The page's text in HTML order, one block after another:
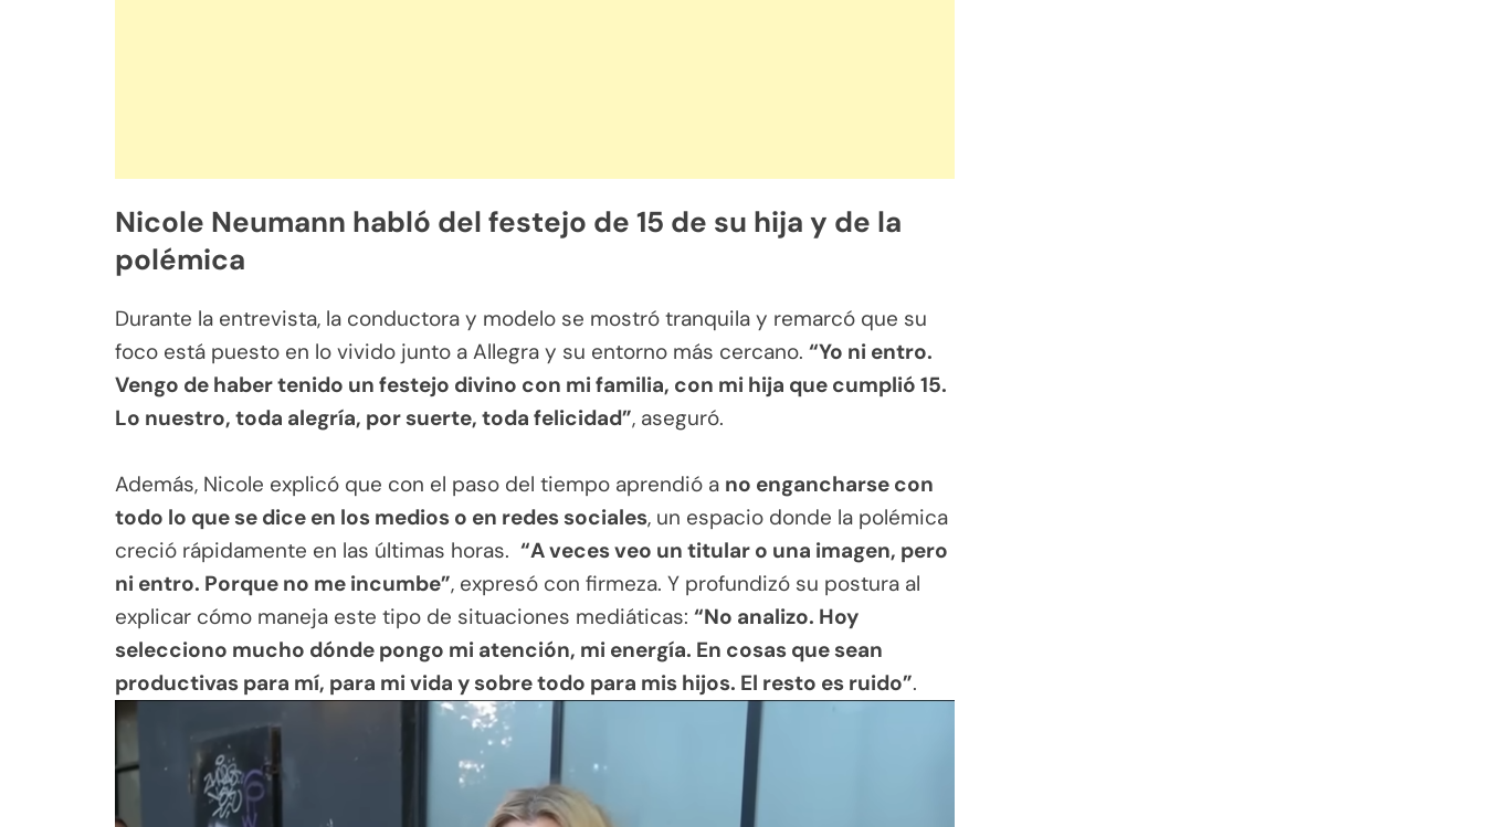
Nicole Neumann habló del festejo de 15 de su hija y de la
polémica
Durante la entrevista, la conductora y modelo se mostró tranquila y remarcó que su
foco está puesto en lo vivido junto a Allegra y su entorno más cercano. “Yo ni entro.
Vengo de haber tenido un festejo divino con mi familia, con mi hija que cumplió 15.
Lo nuestro, toda alegría, por suerte, toda felicidad”, aseguró.
Además, Nicole explicó que con el paso del tiempo aprendió a no engancharse con
todo lo que se dice en los medios o en redes sociales, un espacio donde la polémica
creció rápidamente en las últimas horas. “A veces veo un titular o una imagen, pero
ni entro. Porque no me incumbe”, expresó con firmeza. Y profundizó su postura al
explicar cómo maneja este tipo de situaciones mediáticas: “No analizo. Hoy
selecciono mucho dónde pongo mi atención, mi energía. En cosas que sean
productivas para mí, para mi vida y sobre todo para mis hijos. El resto es ruido”.